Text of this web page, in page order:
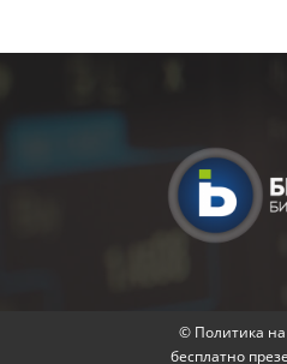
© Политика на
бесплатно